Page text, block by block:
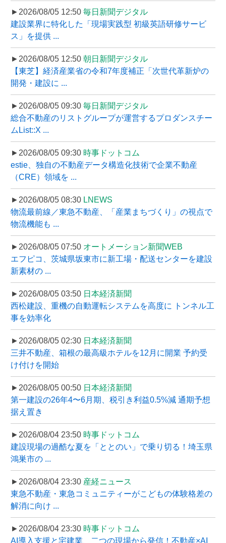
►2026/08/05 12:50 毎日新聞デジタル
建設業界に特化した「現場実践型 初級英語研修サービ
ス」を提供 ...
►2026/08/05 12:50 朝日新聞デジタル
【東芝】経済産業省の令和7年度補正「次世代革新炉の
開発・建設に ...
►2026/08/05 09:30 毎日新聞デジタル
総合不動産のリストグループが運営するプロダンスチー
ムList::X ...
►2026/08/05 09:30 時事ドットコム
estie、独自の不動産データ構造化技術で企業不動産
（CRE）領域を ...
►2026/08/05 08:30 LNEWS
物流最前線／東急不動産、「産業まちづくり」の視点で
物流機能も ...
►2026/08/05 07:50 オートメーション新聞WEB
エフピコ、茨城県坂東市に新工場・配送センターを建設
新素材の ...
►2026/08/05 03:50 日本経済新聞
西松建設、重機の自動運転システムを高度に トンネル工
事を効率化
►2026/08/05 02:30 日本経済新聞
三井不動産、箱根の最高級ホテルを12月に開業 予約受
け付けを開始
►2026/08/05 00:50 日本経済新聞
第一建設の26年4〜6月期、税引き利益0.5%減 通期予想
据え置き
►2026/08/04 23:50 時事ドットコム
建設現場の過酷な夏を「ととのい」で乗り切る！埼玉県
鴻巣市の ...
►2026/08/04 23:30 産経ニュース
東急不動産・東急コミュニティーがこどもの体験格差の
解消に向け ...
►2026/08/04 23:30 時事ドットコム
AI導入支援と宅建業、二つの現場から発信！不動産×AI